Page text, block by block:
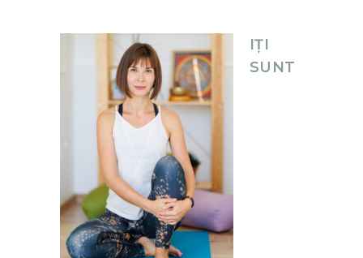
IȚI
SUNT